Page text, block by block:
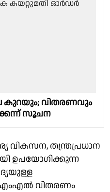
കുറയും; വിതരണവും
സൂചന
വികസന, തന്ത്രപ്രധാന
ഉപയോഗിക്കുന്ന
വിതരണം